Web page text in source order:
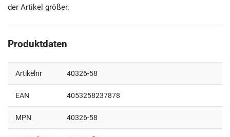
der Artikel größer.
Produktdaten
Artikelnr 40326-58
EAN 4053258237878
MPN 40326-58